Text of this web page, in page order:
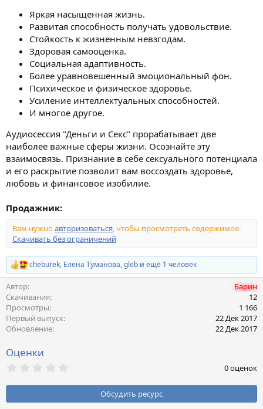
Яркая насыщенная жизнь.
Развитая способность получать удовольствие.
Стойкость к жизненным невзгодам.
Здоровая самооценка.
Социальная адаптивность.
Более уравновешенный эмоциональный фон.
Психическое и физическое здоровье.
Усиление интеллектуальных способностей.
И многое другое.
Аудиосессия "Деньги и Секс" прорабатывает две
наиболее важные сферы жизни. Осознайте эту
взаимосвязь. Признание в себе сексуального потенциала
и его раскрытие позволит вам воссоздать здоровье,
любовь и финансовое изобилие.
Продажник:
Вам нужноавторизоваться, чтобы просмотреть содержимое.
Скачивать без ограничений
Р
е
а
к
ц
и
и
:
cheburek, Елена Туманова,gleb и ещё 1 человек
Автор
Барин
Скачивания
12
Просмотры
1 166
Первый выпуск
22 Дек 2017
Обновление
22 Дек 2017
Оценки
0
з
0 оценок
Обсудить ресурс